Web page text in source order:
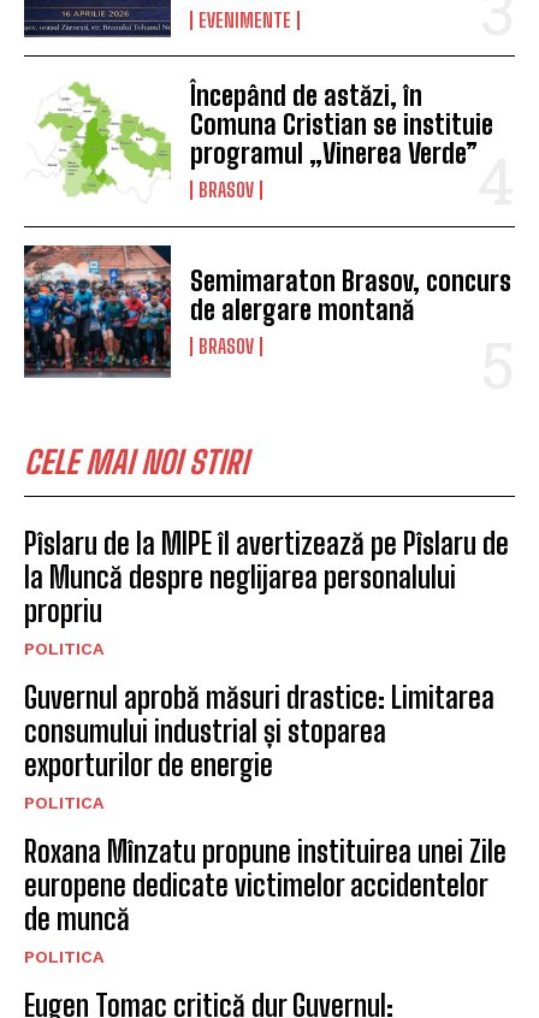
O comunitate mai bine
pregătită: Groupama
instruiește șoferii RATBV în
acordarea primului ajutor,
prin programul „Salvatorii de
vieți”
EVENIMENTE
încep Zilele Brașovului și
tradiția Junilor coboară din
nou în cetate
BRAN PLAZA, NOUL PUNCT DE
ÎNTÂLNIRE ÎNCEPÂND CU DATA
EVENIMENTE
programul „Vinerea Verde”
BRASOV
de alergare montană
BRASOV
CELE MAI NOI STIRI